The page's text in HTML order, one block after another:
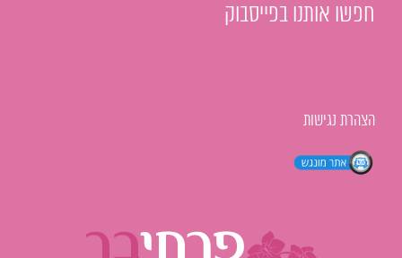
חפשו אותנו בפייסבוק
הצהרת נגישות